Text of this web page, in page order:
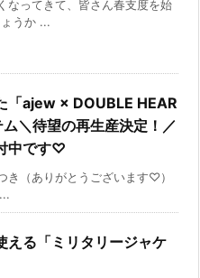
なってきて、皆さん春支度を始
うか ...
「ajew × DOUBLE HEAR
＼待望の再生産決定！／
中です♡
き（ありがとうございます♡）
える「ミリタリージャケ